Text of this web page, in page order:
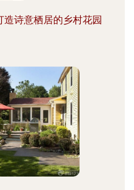
造诗意栖居的乡村花园